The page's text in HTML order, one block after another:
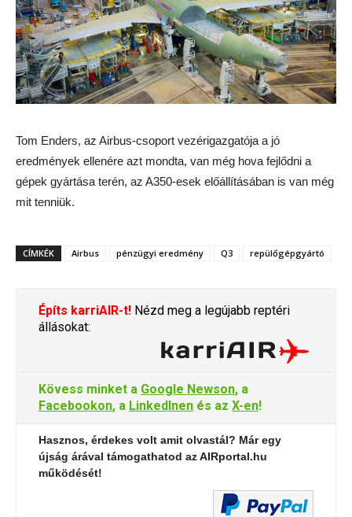
Tom Enders, az Airbus-csoport vezérigazgatója a jó
eredmények ellenére azt mondta, van még hova fejlődni a
gépek gyártása terén, az A350-esek előállításában is van még
mit tenniük.
CÍMKÉK Airbus pénzügyi eredmény Q3 repülőgépgyártó
Építs karriAIR-t! Nézd meg a legújabb reptéri
állásokat:
Kövess minket a Google Newson, a
Facebookon, a LinkedInen és az X-en!
Hasznos, érdekes volt amit olvastál? Már egy
újság árával támogathatod az AIRportal.hu
működését!